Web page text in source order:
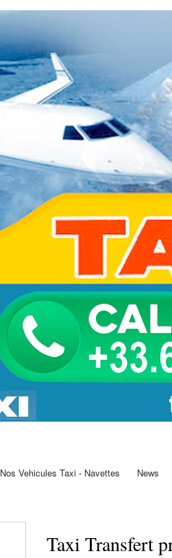
Nos Vehicules Taxi - Navettes News
Taxi Transfert